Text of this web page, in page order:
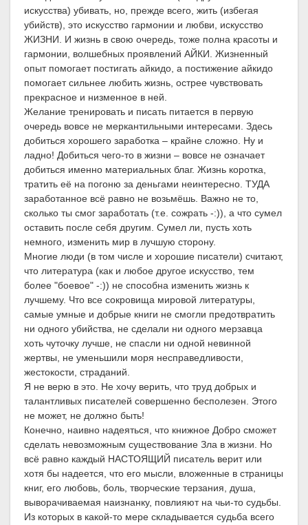
искусства) убивать, но, прежде всего, жить (избегая
убийств), это искусство гармонии и любви, искусство
ЖИЗНИ. И жизнь в свою очередь, тоже полна красоты и
гармонии, волшебных проявлений АЙКИ. Жизненный
опыт помогает постигать айкидо, а постижение айкидо
помогает сильнее любить жизнь, острее чувствовать
прекрасное и низменное в ней.
Желание тренировать и писать питается в первую
очередь вовсе не меркантильными интересами. Здесь
добиться хорошего заработка – крайне сложно. Ну и
ладно! Добиться чего-то в жизни – вовсе не означает
добиться именно материальных благ. Жизнь коротка,
тратить её на погоню за деньгами неинтересно. ТУДА
заработанное всё равно не возьмёшь. Важно не то,
сколько ты смог заработать (т.е. сожрать -:)), а что сумел
оставить после себя другим. Сумел ли, пусть хоть
немного, изменить мир в лучшую сторону.
Многие люди (в том числе и хорошие писатели) считают,
что литература (как и любое другое искусство, тем
более "боевое" -:)) не способна изменить жизнь к
лучшему. Что все сокровища мировой литературы,
самые умные и добрые книги не смогли предотвратить
ни одного убийства, не сделали ни одного мерзавца
хоть чуточку лучше, не спасли ни одной невинной
жертвы, не уменьшили моря несправедливости,
жестокости, страданий.
Я не верю в это. Не хочу верить, что труд добрых и
талантливых писателей совершенно бесполезен. Этого
не может, не должно быть!
Конечно, наивно надеяться, что книжное Добро сможет
сделать невозможным существование Зла в жизни. Но
всё равно каждый НАСТОЯЩИЙ писатель верит или
хотя бы надеется, что его мысли, вложенные в страницы
книг, его любовь, боль, творческие терзания, душа,
выворачиваемая наизнанку, повлияют на чьи-то судьбы.
Из которых в какой-то мере складывается судьба всего